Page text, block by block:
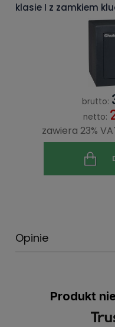
klasie I z zamkiem
brutto:
netto:
zawiera 23%
Opinie
Produkt